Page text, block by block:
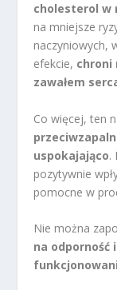
cholesterol w
na mniejsze
naczyniowych,
efekcie, chroni
zawałem
Co więcej, ten
uspokajająco.
pozytywnie
pomocne w
Nie można
na odporność